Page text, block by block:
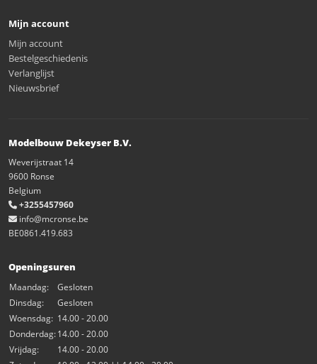
Mijn account
Mijn account
Bestelgeschiedenis
Verlanglijst
Nieuwsbrief
Modelbouw Dekeyser B.V.
Weverijstraat 14
9600 Ronse
Belgium
+3255457960
info@mcronse.be
BE0861.419.683
Openingsuren
Maandag:
Gesloten
Dinsdag:
Gesloten
Woensdag: 14.00 - 20.00
Donderdag:14.00 - 20.00
Vrijdag:
14.00 - 20.00